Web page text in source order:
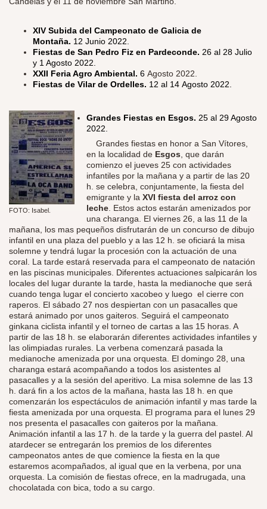
XIV Subida del Campeonato de Galicia de
Montaña. 12 Junio 2022.
Fiestas de San Pedro Fiz en Pardeconde. 26 al 28 Julio
y 1 Agosto 2022.
XXII Feria Agro Ambiental. 6 Agosto 2022.
Fiestas de Vilar de Ordelles. 12 al 14 Agosto 2022.
FOTO: Isabel.
Grandes Fiestas en Esgos. 25 al 29 Agosto
2022.
Grandes fiestas en honor a San Vítores,
en la localidad de Esgos, que darán
comienzo el jueves 25 con actividades
infantiles por la mañana y a partir de las 20
h. se celebra, conjuntamente, la fiesta del
emigrante y la XVI fiesta del arroz con
leche. Estos actos estarán amenizados por
una charanga. El viernes 26, a las 11 de la
mañana, los mas pequeños disfrutarán de un concurso de dibujo
infantil en una plaza del pueblo y a las 12 h. se oficiará la misa
solemne y tendrá lugar la procesión con la actuación de una
coral. La tarde estará reservada para el campeonato de natación
en las piscinas municipales. Diferentes actuaciones salpicarán los
locales del lugar durante la tarde, hasta la medianoche que será
cuando tenga lugar el concierto xacobeo y luego el cierre con
raperos. El sábado 27 nos despiertan con un pasacalles que
estará animado por unos gaiteros. Seguirá el campeonato
ginkana ciclista infantil y el torneo de cartas a las 15 horas. A
partir de las 18 h. se elaborarán diferentes actividades infantiles y
las olimpiadas rurales. La verbena comenzará pasada la
medianoche amenizada por una orquesta. El domingo 28, una
charanga estará acompañando a todos los asistentes al
pasacalles y a la sesión del aperitivo. La misa solemne de las 13
h. dará fin a los actos de la mañana, hasta las 18 h. en que
comenzarán los espectáculos de animación infantil y mas tarde la
fiesta amenizada por una orquesta. El programa para el lunes 29
nos presenta el pasacalles con gaiteros por la mañana.
Animación infantil a las 17 h. de la tarde y la guerra del pastel. Al
atardecer se entregarán los premios de los diferentes
campeonatos antes de que comience la fiesta en la que
estaremos acompañados, al igual que en la verbena, por una
orquesta. La comisión de fiestas ofrece, en la madrugada, una
chocolatada con bica, todo a su cargo.